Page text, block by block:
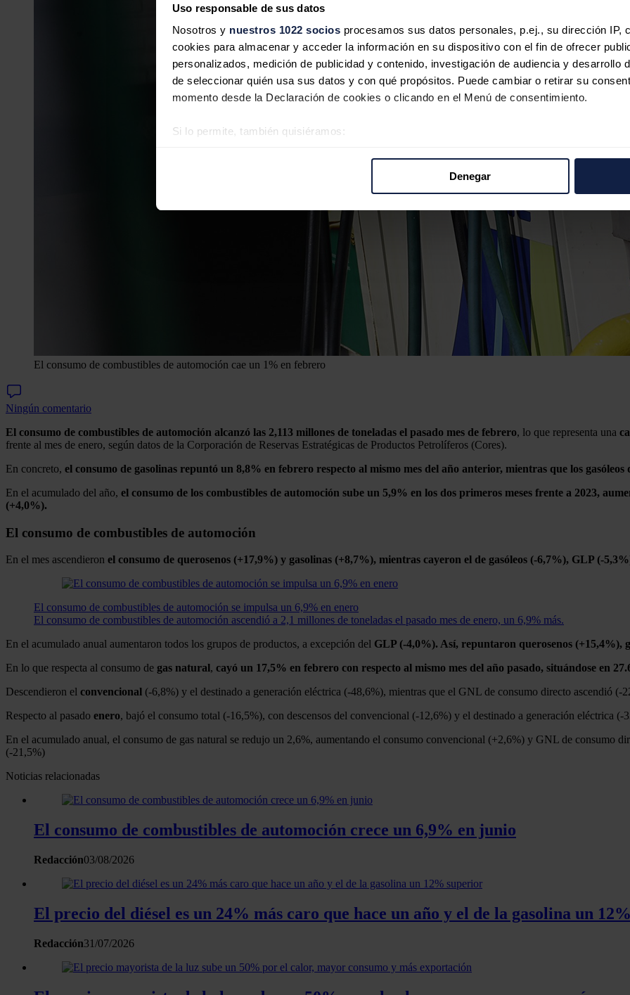
Uso responsable de sus datos
Nosotros y nuestros 1022 socios procesamos sus datos personales, p.ej., su dirección IP,
cookies para almacenar y acceder la información en su dispositivo con el fin de ofrecer
personalizados, medición de publicidad y contenido, investigación de audiencia y desarrollo
de seleccionar quién usa sus datos y con qué propósitos. Puede cambiar o retirar su
momento desde la Declaración de cookies o clicando en el Menú de consentimiento.
Si lo permite, también quisiéramos:
Las cookies de este sitio web se usan para personalizar el contenido y los anuncios,
y analizar el tráfico. Además, compartimos información sobre el uso que haga del sitio web
redes sociales, publicidad y análisis web, quienes pueden combinarla con otra información
que hayan recopilado a partir del uso que haya hecho de sus servicios.
Denegar
El consumo de combustibles de automoción cae un 1% en febrero
Ningún comentario
El consumo de combustibles de automoción alcanzó las 2,113 millones de toneladas el pasado mes de febrero, lo que representa una
frente al mes de enero, según datos de la Corporación de Reservas Estratégicas de Productos Petrolíferos (Cores).
En concreto, el consumo de gasolinas repuntó un 8,8% en febrero respecto al mismo mes del año anterior, mientras que los
En el acumulado del año, el consumo de los combustibles de automoción sube un 5,9% en los dos primeros meses frente a 2023,
(+4,0%).
El consumo de combustibles de automoción
En el mes ascendieron el consumo de querosenos (+17,9%) y gasolinas (+8,7%), mientras cayeron el de gasóleos (-6,7%), GLP (-
El consumo de combustibles de automoción se impulsa un 6,9% en enero
El consumo de combustibles de automoción ascendió a 2,1 millones de toneladas el pasado mes de enero, un 6,9% más.
En el acumulado anual aumentaron todos los grupos de productos, a excepción del GLP (-4,0%). Así, repuntaron querosenos (+15,4%),
En lo que respecta al consumo de gas natural, cayó un 17,5% en febrero con respecto al mismo mes del año pasado, situándose en
Descendieron el convencional (-6,8%) y el destinado a generación eléctrica (-48,6%), mientras que el GNL de consumo directo ascendió (-
Respecto al pasado enero, bajó el consumo total (-16,5%), con descensos del convencional (-12,6%) y el destinado a generación eléctrica
En el acumulado anual, el consumo de gas natural se redujo un 2,6%, aumentando el consumo convencional (+2,6%) y GNL de consumo
(-21,5%)
Noticias relacionadas
El consumo de combustibles de automoción crece un 6,9% en junio
Redacción03/08/2026
El precio del diésel es un 24% más caro que hace un año y el de la gasolina un
Redacción31/07/2026